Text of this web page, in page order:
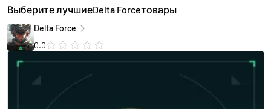
Выберите лучшиеDelta Forceтовары
Delta Force
0.0